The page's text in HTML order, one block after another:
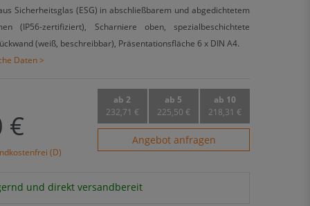
Sicherheitsglas (ESG) in abschließbarem und abgedichtetem
(IP56-zertifiziert), Scharniere oben, spezialbeschichtete
(weiß, beschreibbar), Präsentationsfläche 6 x DIN A4.
Daten >
€
(D)
ab 2
232,71 €
ab 5
225,50 €
ab 10
218,31 €
Angebot anfragen
und direkt versandbereit